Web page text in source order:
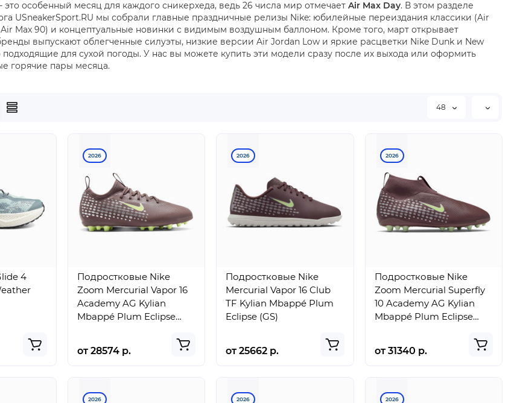
это особенный месяц для каждого сникерхеда, ведь 26 числа мир отмечает Air Max Day. В этом разделе
USneakerSport.RU мы собрали главные праздничные релизы Nike: юбилейные переиздания классики (Air
Air Max 90) и концептуальные новинки с видимым воздушным баллоном. Кроме того, март открывает
выпускают облегченные силуэты, низкие версии Air Jordan Low и яркие расцветки Nike Dunk и New
подходящие для сухой погоды. У нас вы можете купить эти модели сразу после их выхода или оформить
горячие пары месяца.
48
4
2026
Подростковые Nike
Zoom Mercurial Vapor 16
Academy AG Kylian
Mbappé Plum Eclipse
от 28574 р.
2026
Подростковые Nike
Mercurial Vapor 16 Club
TF Kylian Mbappé Plum
Eclipse (GS)
от 25662 р.
2026
Подростковые Nike
Zoom Mercurial Superfly
10 Academy AG Kylian
Mbappé Plum Eclipse
от 31340 р.
2026 2026 2026